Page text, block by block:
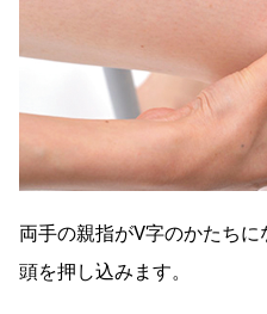
両手の親指がV字のかたち
頭を押し込みます。